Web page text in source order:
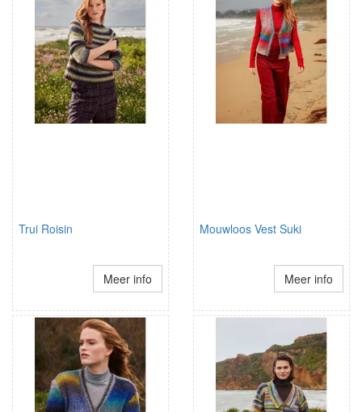
Trui Roisin
Meer info
Mouwloos Vest Suki
Meer info